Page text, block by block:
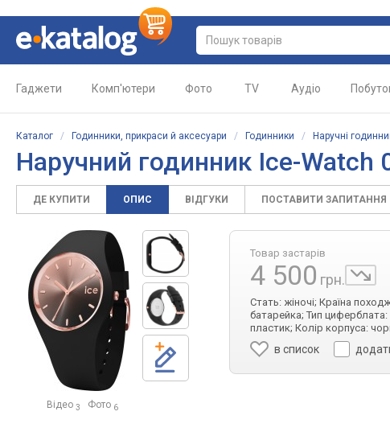
Гаджети Комп'ютери Фото TV Аудіо
Каталог / Годинники, прикраси й аксесуари / Годинники / Наручні
Наручний годинник Ice-Watch
ДЕ КУПИТИ ОПИС ВІДГУКИ ПОСТАВИТИ ЗАПИТАННЯ
Відео 3 Фото 6
Товар застарів
4 500 грн.
Стать: жіночі; Країна
батарейка; Тип
пластик; Колір корпуса:
в список